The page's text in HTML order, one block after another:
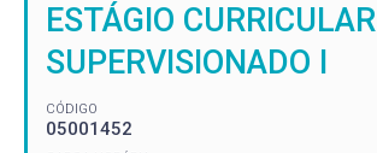
ESTÁGIO CURRICULAR
SUPERVISIONADO I
CÓDIGO
05001452